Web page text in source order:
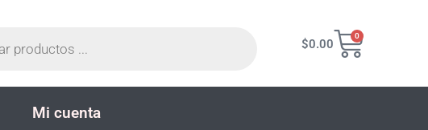
$0.00
0
Carrito
Mi cuenta